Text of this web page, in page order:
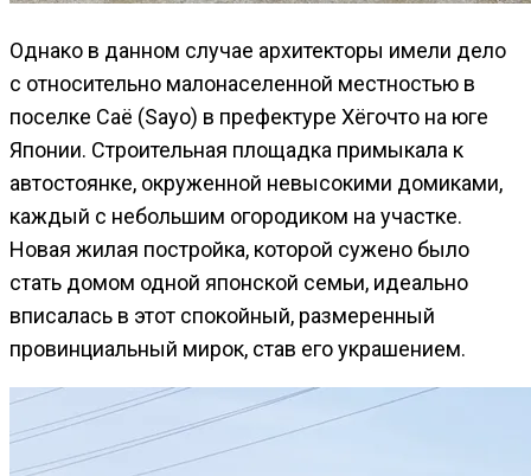
Однако в данном случае архитекторы имели дело
с относительно малонаселенной местностью в
поселке Саё (Sayo) в префектуре Хёгочто на юге
Японии. Строительная площадка примыкала к
автостоянке, окруженной невысокими домиками,
каждый с небольшим огородиком на участке.
Новая жилая постройка, которой сужено было
стать домом одной японской семьи, идеально
вписалась в этот спокойный, размеренный
провинциальный мирок, став его украшением.